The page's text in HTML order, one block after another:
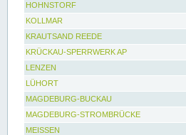
HOHNSTORF
KOLLMAR
KRAUTSAND REEDE
KRÜCKAU-SPERRWERK AP
LENZEN
LÜHORT
MAGDEBURG-BUCKAU
MAGDEBURG-STROMBRÜCKE
MEISSEN